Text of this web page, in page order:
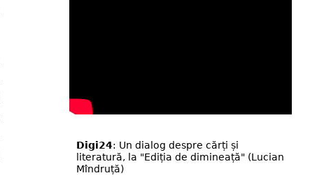
Digi24: Un dialog despre cărți și
literatură, la "Ediția de dimineață" (Lucian
Mîndruță)